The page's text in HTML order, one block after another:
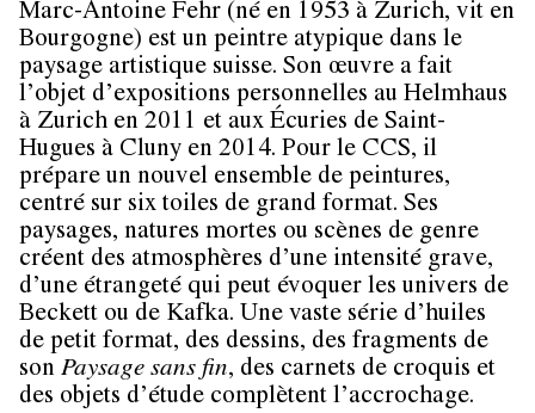
Marc-Antoine Fehr (né en 1953 à Zurich, vit en
Bourgogne) est un peintre atypique dans le
paysage artistique suisse. Son œuvre a fait
l’objet d’expositions personnelles au Helmhaus
à Zurich en 2011 et aux Écuries de Saint-
Hugues à Cluny en 2014. Pour le CCS, il
prépare un nouvel ensemble de peintures,
centré sur six toiles de grand format. Ses
paysages, natures mortes ou scènes de genre
créent des atmosphères d’une intensité grave,
d’une étrangeté qui peut évoquer les univers de
Beckett ou de Kafka. Une vaste série d’huiles
de petit format, des dessins, des fragments de
son Paysage sans fin, des carnets de croquis et
des objets d’étude complètent l’accrochage.